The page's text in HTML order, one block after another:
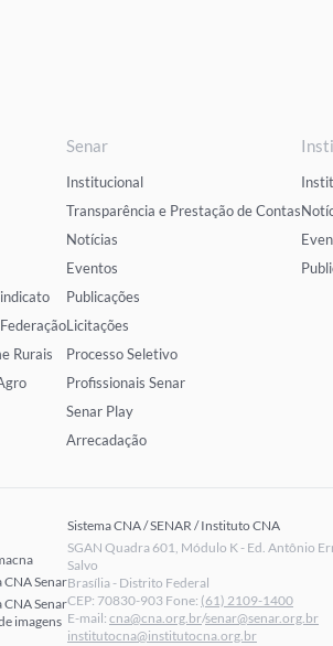
Rurais
Senar
Institucional
Transparência e Prestação de Contas
Notícias
Eventos
Publicações
Licitações
Processo Seletivo
Profissionais Senar
Senar Play
Arrecadação
CNA Senar
CNA Senar
imagens
Sistema CNA / SENAR / Instituto CNA
SGAN Quadra 601, Módulo K - Ed. Antônio
Salvo
Brasília - Distrito Federal
CEP: 70830-903 Fone: (61) 2109-1400
E-mail: cna@cna.org.br/senar@senar.org.br
institutocna@institutocna.org.br